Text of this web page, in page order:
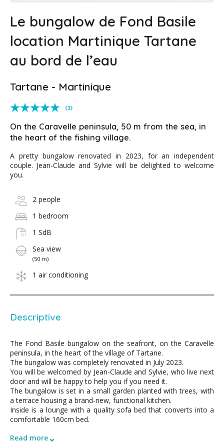
Le bungalow de Fond Basile
location Martinique Tartane
au bord de l’eau
Tartane - Martinique
(3)
On the Caravelle peninsula, 50 m from the sea, in
the heart of the fishing village.
A pretty bungalow renovated in 2023, for an independent
couple. Jean-Claude and Sylvie will be delighted to welcome
you.
2 people
1 bedroom
1 SdB
Sea view
(50 m)
1 air conditioning
Descriptive
The Fond Basile bungalow on the seafront, on the Caravelle
peninsula, in the heart of the village of Tartane.
The bungalow was completely renovated in July 2023.
You will be welcomed by Jean-Claude and Sylvie, who live next
door and will be happy to help you if you need it.
The bungalow is set in a small garden planted with trees, with
a terrace housing a brand-new, functional kitchen.
Inside is a lounge with a quality sofa bed that converts into a
comfortable 160cm bed.
Read more⌄